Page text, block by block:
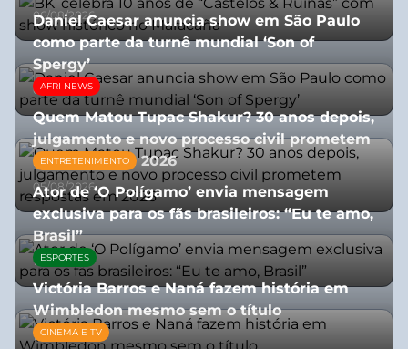
06/08/2026
Daniel Caesar anuncia show em São Paulo
como parte da turnê mundial ‘Son of
Spergy’
05/08/2026
AFRI NEWS
Quem Matou Tupac Shakur? 30 anos depois,
julgamento e novo processo civil prometem
respostas em 2026
05/08/2026
ENTRETENIMENTO
Ator de ‘O Polígamo’ envia mensagem
exclusiva para os fãs brasileiros: “Eu te amo,
Brasil”
13/07/2026
ESPORTES
Victória Barros e Naná fazem história em
Wimbledon mesmo sem o título
13/07/2026
CINEMA E TV